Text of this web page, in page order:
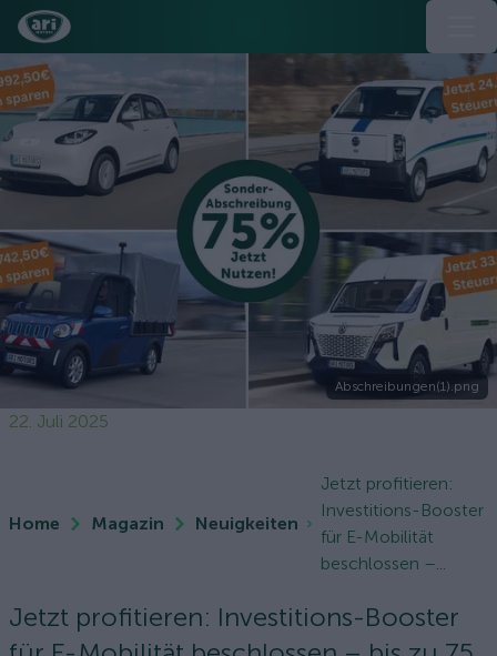
Abschreibungen(1).png
22. Juli 2025
Home Magazin Neuigkeiten
Jetzt profitieren:
Investitions-Booster
für E-Mobilität
beschlossen –...
Jetzt profitieren: Investitions-Booster